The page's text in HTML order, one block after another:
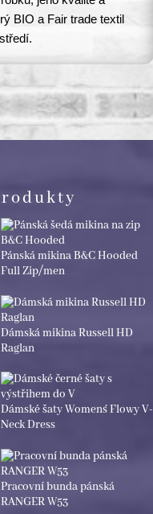
BIO a Fair trade textil
Pánská mikina B&C Hooded
Full Zip/men
Dámská mikina Russell HD
Raglan
Dámské šaty Women´s Flowy V-
Neck Dress
Pracovní bunda pánská
RANGER W53